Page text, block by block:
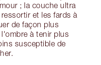
; la couche ultra
et les fards à
de façon plus
à tenir plus
susceptible de